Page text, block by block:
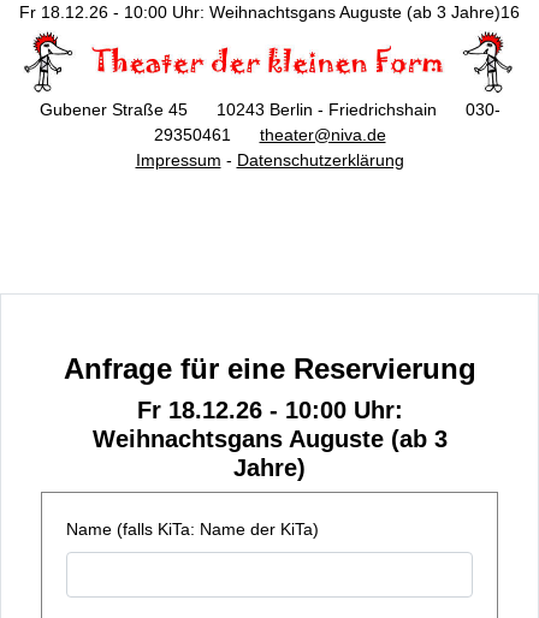
Fr 18.12.26 - 10:00 Uhr: Weihnachtsgans Auguste (ab 3 Jahre)16
Gubener Straße 45 10243 Berlin - Friedrichshain 030-
29350461 theater@niva.de
Impressum - Datenschutzerklärung
Anfrage für eine Reservierung
Fr 18.12.26 - 10:00 Uhr:
Weihnachtsgans Auguste (ab 3
Jahre)
Name (falls KiTa: Name der KiTa)